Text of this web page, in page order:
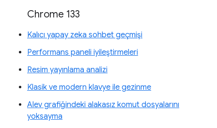
Chrome 133
Kalıcı yapay zeka sohbet geçmişi
Performans paneli iyileştirmeleri
Resim yayınlama analizi
Klasik ve modern klavye ile gezinme
Alev grafiğindeki alakasız komut dosyalarını
yoksayma